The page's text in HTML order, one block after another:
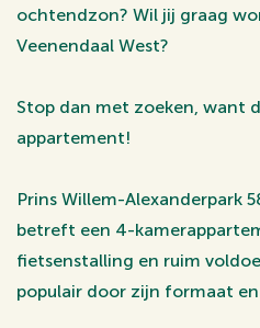
ochtendzon? Wil jij graag
Veenendaal West?
Stop dan met zoeken, want
appartement!
Prins Willem-Alexanderpark
betreft een 4-
fietsenstalling en ruim
populair door zijn formaat